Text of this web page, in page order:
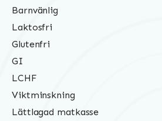
Barnvänlig
Laktosfri
Glutenfri
GI
LCHF
Viktminskning
Lättlagad matkasse